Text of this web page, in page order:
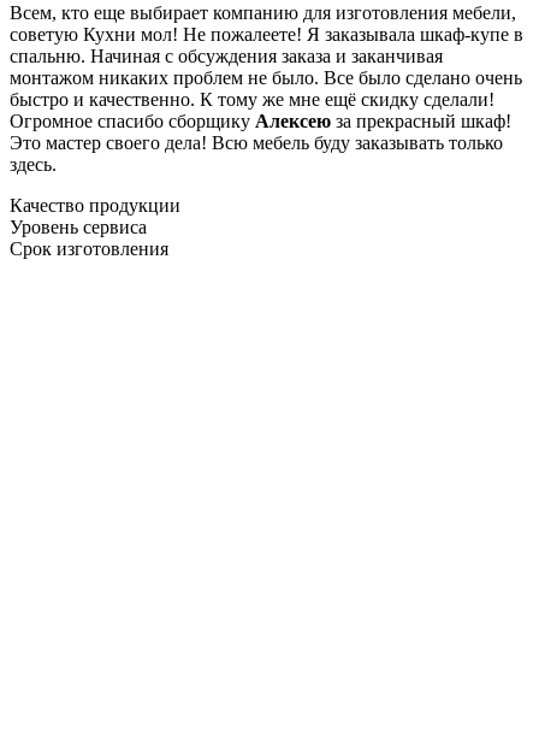
Всем, кто еще выбирает компанию для изготовления мебели,
советую Кухни мол! Не пожалеете! Я заказывала шкаф-купе в
спальню. Начиная с обсуждения заказа и заканчивая
монтажом никаких проблем не было. Все было сделано очень
быстро и качественно. К тому же мне ещё скидку сделали!
Огромное спасибо сборщику Алексею за прекрасный шкаф!
Это мастер своего дела! Всю мебель буду заказывать только
здесь.
Качество продукции
Уровень сервиса
Срок изготовления